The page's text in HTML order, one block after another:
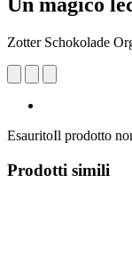
Zotter Schokolade
EsauritoIl prodotto
Prodotti simili